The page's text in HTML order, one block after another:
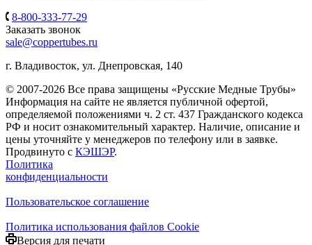
8-800-333-77-29
Заказать звонок
sale@coppertubes.ru
г. Владивосток, ул. Днепровская, 140
© 2007-2026 Все права защищены «Русские Медные Трубы»
Информация на сайте не является публичной офертой,
определяемой положениями ч. 2 ст. 437 Гражданского кодекса
РФ и носит ознакомительный характер. Наличие, описание и
цены уточняйте у менеджеров по телефону или в заявке.
Продвинуто с КЭШЭР.
Политика
конфиденциальности
Пользовательское соглашение
Политика использования файлов Cookie
Версия для печати